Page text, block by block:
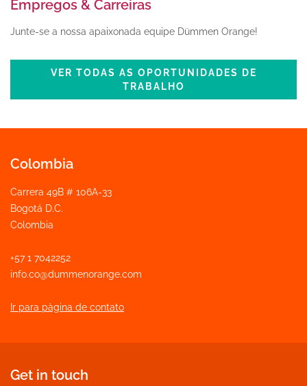
Empregos & Carreiras
Junte-se a nossa apaixonada equipe Dümmen Orange!
VER TODAS AS OPORTUNIDADES DE
TRABALHO
Colombia
Carrera 49B # 106A-33
Bogotá D.C.
Colombia
+57 1 7042252
info.co@dummenorange.com
Ir para pàgina de contato
Get in touch